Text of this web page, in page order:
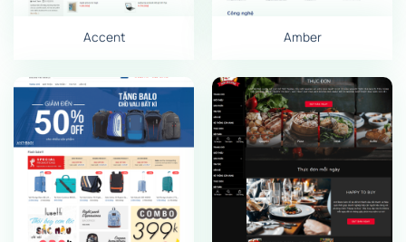
Accent Amber